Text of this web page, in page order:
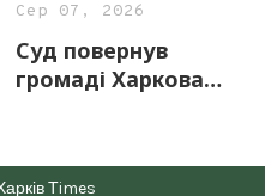
Сер 07, 2026
Суд повернув
громаді Харкова
озера «Очерет»
Тimes